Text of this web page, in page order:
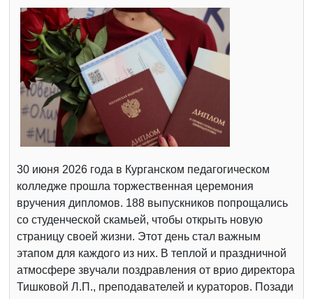
30 июня 2026 года в Курганском педагогическом
колледже прошла торжественная церемония
вручения дипломов. 188 выпускников попрощались
со студенческой скамьей, чтобы открыть новую
страницу своей жизни. Этот день стал важным
этапом для каждого из них. В теплой и праздничной
атмосфере звучали поздравления от врио директора
Тишковой Л.П., преподавателей и кураторов. Позади